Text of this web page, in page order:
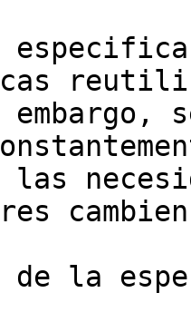
embargo,
las
de la